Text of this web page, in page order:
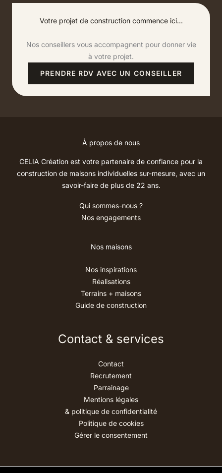
Votre projet de construction commence ici...
Nos conseillers vous accompagnent pour donner vie
à votre projet.
PRENDRE RDV AVEC UN CONSEILLER
À propos de nous
CELIA Création est votre partenaire de confiance pour la
construction de maisons individuelles sur-mesure, avec un
savoir-faire de plus de 22 ans.
Qui sommes-nous ?
Nos engagements
Nos maisons
Nos inspirations
Réalisations
Terrains + maisons
Guide de construction
Contact & services
Contact
Recrutement
Parrainage
Mentions légales
& politique de confidentialité
Politique de cookies
Gérer le consentement